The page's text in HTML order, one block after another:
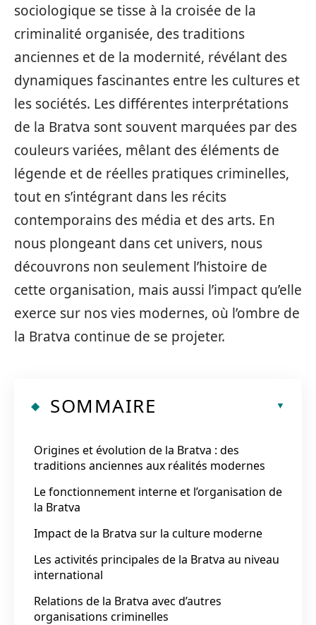
sociologique se tisse à la croisée de la
criminalité organisée, des traditions
anciennes et de la modernité, révélant des
dynamiques fascinantes entre les cultures et
les sociétés. Les différentes interprétations
de la Bratva sont souvent marquées par des
couleurs variées, mêlant des éléments de
légende et de réelles pratiques criminelles,
tout en s’intégrant dans les récits
contemporains des média et des arts. En
nous plongeant dans cet univers, nous
découvrons non seulement l’histoire de
cette organisation, mais aussi l’impact qu’elle
exerce sur nos vies modernes, où l’ombre de
la Bratva continue de se projeter.
SOMMAIRE
Origines et évolution de la Bratva : des
traditions anciennes aux réalités modernes
Le fonctionnement interne et l’organisation de
la Bratva
Impact de la Bratva sur la culture moderne
Les activités principales de la Bratva au niveau
international
Relations de la Bratva avec d’autres
organisations criminelles